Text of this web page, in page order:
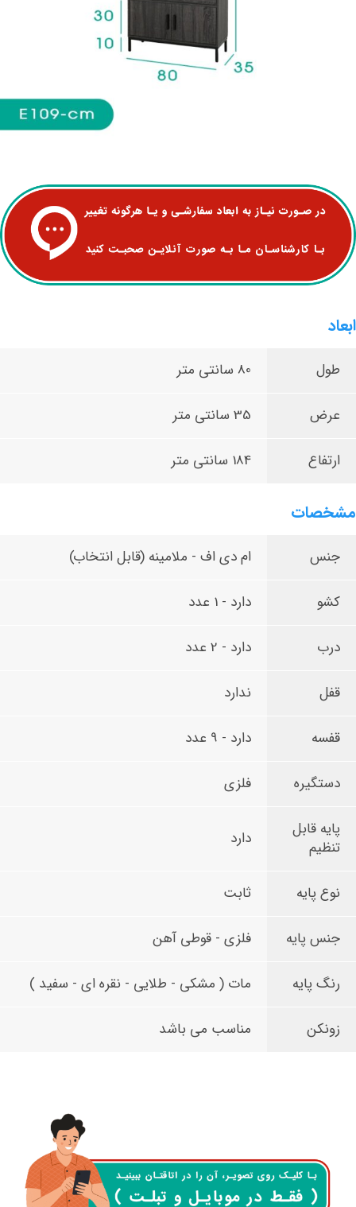
ابعاد
طول 80 سانتی متر
عرض 35 سانتی متر
ارتفاع 184 سانتی متر
مشخصات
جنس ام دی اف - ملامینه (قابل انتخاب)
کشو دارد - 1 عدد
درب دارد - 2 عدد
قفل ندارد
قفسه دارد - 9 عدد
دستگیره فلزی
پایه قابل
تنظیم
دارد
نوع پایه ثابت
جنس پایه فلزی - قوطی آهن
رنگ پایه مات ( مشکی - طلایی - نقره ای - سفید )
زونکن مناسب می باشد